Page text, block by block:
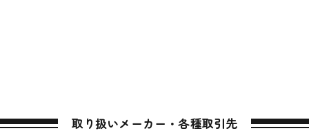
取り扱いメーカー・各種取引先